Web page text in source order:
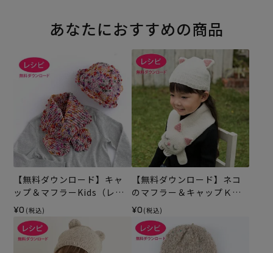
あなたにおすすめの商品
【無料ダウンロード】キャ
ップ＆マフラーKids（レシ
ピ）
¥0 (税込)
【無料ダウンロード】ネコ
のマフラー＆キャップＫｉ
ｄｓ（レシピ）
¥0 (税込)